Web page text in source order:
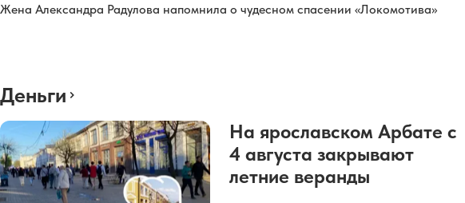
Жена Александра Радулова напомнила о чудесном спасении «Локомотива»
Деньги
На ярославском Арбате с
4 августа закрывают
летние веранды